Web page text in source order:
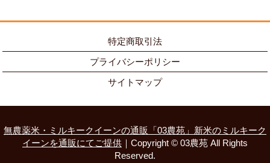
特定商取引法
プライバシーポリシー
サイトマップ
無農薬米・ミルキークイーンの通販「03農苑」新米のミルキーク
イーンを通販にてご提供 ｜Copyright © 03農苑 All Rights
Reserved.